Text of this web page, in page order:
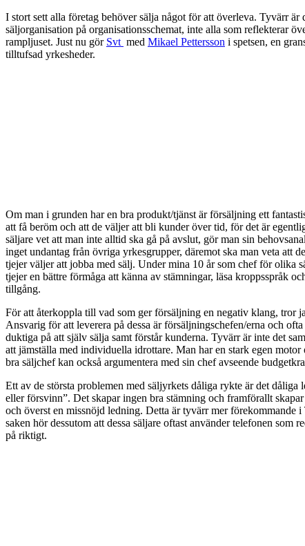
I stort sett alla företag behöver sälja något för att överleva. Tyvärr
säljorganisation på organisationsschemat, inte alla som reflekterar
rampljuset. Just nu gör Svt med Mikael Pettersson i spetsen, en
tilltufsad yrkesheder.
Om man i grunden har en bra produkt/tjänst är försäljning ett
att få beröm och att de väljer att bli kunder över tid, för det är
säljare vet att man inte alltid ska gå på avslut, gör man sin
inget undantag från övriga yrkesgrupper, däremot ska man veta att
tjejer väljer att jobba med sälj. Under mina 10 år som chef för olika
tjejer en bättre förmåga att känna av stämningar, läsa kroppsspråk
tillgång.
För att återkoppla till vad som ger försäljning en negativ klang, tror
Ansvarig för att leverera på dessa är försäljningschefen/erna och
duktiga på att själv sälja samt förstår kunderna. Tyvärr är inte det
att jämställa med individuella idrottare. Man har en stark egen
bra säljchef kan också argumentera med sin chef avseende
Ett av de största problemen med säljyrkets dåliga rykte är det
eller försvinn”. Det skapar ingen bra stämning och framförallt
och överst en missnöjd ledning. Detta är tyvärr mer förekommande
saken hör dessutom att dessa säljare oftast använder telefonen
på riktigt.